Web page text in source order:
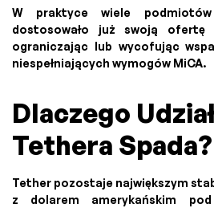
W praktyce wiele
dostosowało już swoją ofertę
ograniczając lub wycofując
niespełniających wymogów MiCA.
Dlaczego
Tethera Spada?
Tether pozostaje największym
z dolarem amerykańskim